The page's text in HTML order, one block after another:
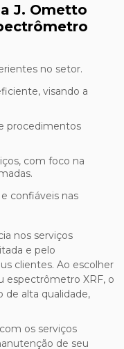
J. Ometto
no setor.
nos serviços
e pelo
clientes. Ao escolher
espectrômetro XRF, o
de alta qualidade,
os serviços
de seu